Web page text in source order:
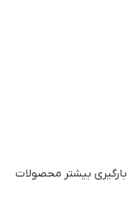
بارگیری بیشتر محصولات